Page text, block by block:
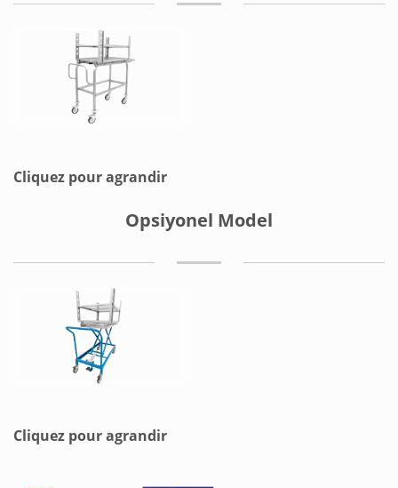
Cliquez pour agrandir
Opsiyonel Model
Cliquez pour agrandir